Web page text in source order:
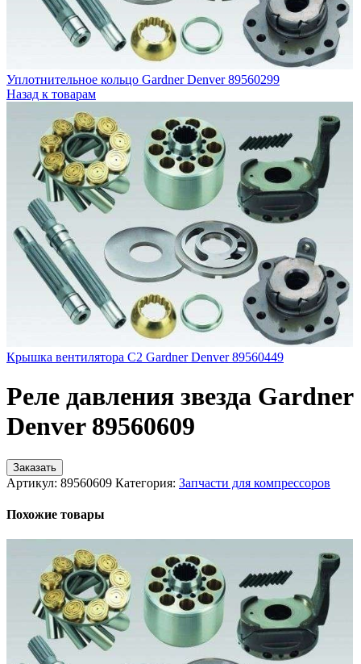
Уплотнительное кольцо Gardner Denver 89560299
Назад к товарам
Крышка вентилятора C2 Gardner Denver 89560449
Реле давления звезда Gardner
Denver 89560609
Заказать
Артикул: 89560609 Категория: Запчасти для компрессоров
Похожие товары